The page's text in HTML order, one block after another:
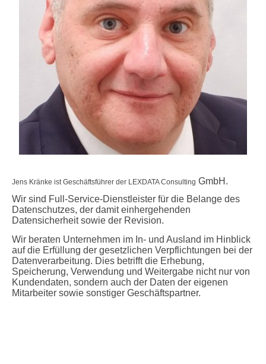
Jens Kränke ist Geschäftsführer der LEXDATA Consulting GmbH.
Wir sind Full-Service-Dienstleister für die Belange des
Datenschutzes, der damit einhergehenden
Daten­sicherheit sowie der Revision.
Wir beraten Unternehmen im In- und Ausland im Hinblick
auf die Erfüllung der gesetzlichen Verpflichtungen bei der
Daten­verarbeitung. Dies betrifft die Erhebung,
Speicherung, Verwendung und Weitergabe nicht nur von
Kundendaten, sondern auch der Daten der eigenen
Mitarbeiter sowie sonstiger Geschäftspartner.